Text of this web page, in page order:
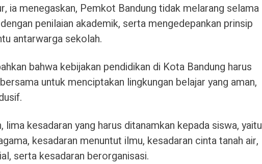
ia menegaskan, Pemkot Bandung tidak melarang selama
penilaian akademik, serta mengedepankan prinsip
antarwarga sekolah.
bahwa kebijakan pendidikan di Kota Bandung harus
untuk menciptakan lingkungan belajar yang aman,
lima kesadaran yang harus ditanamkan kepada siswa, yaitu
kesadaran menuntut ilmu, kesadaran cinta tanah air,
serta kesadaran berorganisasi.